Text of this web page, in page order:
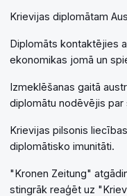
Krievijas diplomātam
Diplomāts kontaktējies
ekonomikas jomā un
Izmeklēšanas gaitā
diplomātu nodēvējis par
Krievijas pilsonis
diplomātisko imunitāti.
"Kronen Zeitung"
stingrāk reaģēt uz